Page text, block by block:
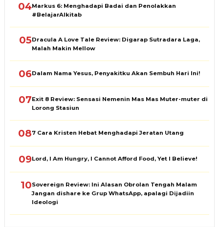
04Markus 6: Menghadapi Badai dan Penolakkan
#BelajarAlkitab
05Dracula A Love Tale Review: Digarap Sutradara Laga,
Malah Makin Mellow
06Dalam Nama Yesus, Penyakitku Akan Sembuh Hari Ini!
07Exit 8 Review: Sensasi Nemenin Mas Mas Muter-muter di
Lorong Stasiun
087 Cara Kristen Hebat Menghadapi Jeratan Utang
09Lord, I Am Hungry, I Cannot Afford Food, Yet I Believe!
10Sovereign Review: Ini Alasan Obrolan Tengah Malam
Jangan dishare ke Grup WhatsApp, apalagi Dijadiin
Ideologi